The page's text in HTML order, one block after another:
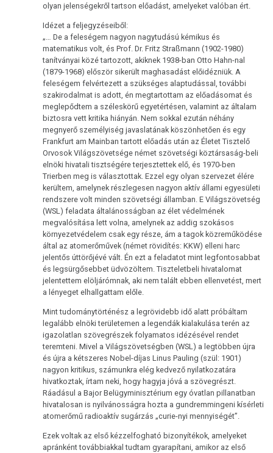
olyan jelenségekről tartson előadást, amelyeket valóban ért.
Idézet a feljegyzéseiből:
„… De a feleségem nagyon nagytudású kémikus és
matematikus volt, és Prof. Dr. Fritz Straßmann (1902-1980)
tanítványai közé tartozott, akiknek 1938-ban Otto Hahn-nal
(1879-1968) először sikerült maghasadást előidézniük. A
feleségem felvértezett a szükséges alaptudással, további
szakirodalmat is adott, én megtartottam az előadásomat és
meglepődtem a széleskörű egyetértésen, valamint az általam
biztosra vett kritika hiányán. Nem sokkal ezután néhány
megnyerő személyiség javaslatának köszönhetően és egy
Frankfurt am Mainban tartott előadás után az Életet Tisztelő
Orvosok Világszövetsége német szövetségi köztársaság-beli
elnöki hivatali tisztségére terjesztettek elő, és 1970-ben
Trierben meg is választottak. Ezzel egy olyan szervezet élére
kerültem, amelynek részlegesen nagyon aktív állami egyesületi
rendszere volt minden szövetségi államban. E Világszövetség
(WSL) feladata általánosságban az élet védelmének
megvalósítása lett volna, amelynek az addig szokásos
környezetvédelem csak egy része, ám a tagok közreműködése
által az atomerőművek (német rövidítés: KKW) elleni harc
jelentős úttörőjévé vált. Én ezt a feladatot mint legfontosabbat
és legsürgősebbet üdvözöltem. Tiszteletbeli hivatalomat
jelentettem elöljárómnak, aki nem talált ebben ellenvetést, mert
a lényeget elhallgattam előle.
Mint tudománytörténész a legrövidebb idő alatt próbáltam
legalább elnöki területemen a legendák kialakulása terén az
igazolatlan szövegrészek folyamatos idézésével rendet
teremteni. Mivel a Világszövetségben (WSL) a legtöbben újra
és újra a kétszeres Nobel-díjas Linus Pauling (szül: 1901)
nagyon kritikus, számunkra elég kedvező nyilatkozatára
hivatkoztak, írtam neki, hogy hagyja jóvá a szövegrészt.
Ráadásul a Bajor Belügyminisztérium egy óvatlan pillanatban
hivatalosan is nyilvánosságra hozta a gundremmingeni kísérleti
atomerőmű radioaktív sugárzás „curie-nyi mennyiségét”.
Ezek voltak az első kézzelfogható bizonyítékok, amelyeket
apránként továbbiakkal tudtam gyarapítani, amikor az első